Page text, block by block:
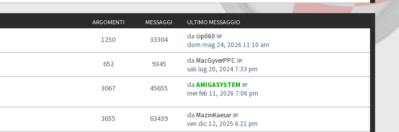
ARGOMENTI MESSAGGI ULTIMO MESSAGGIO
1250 33304 da cip060
dom mag 24, 2026 11:10 am
652 9345 da MacGyverPPC
sab lug 20, 2024 7:33 pm
3067 45655 da AMIGASYSTEM
mer feb 11, 2026 7:06 pm
3655 63439 da MazinKaesar
ven dic 12, 2025 6:21 pm